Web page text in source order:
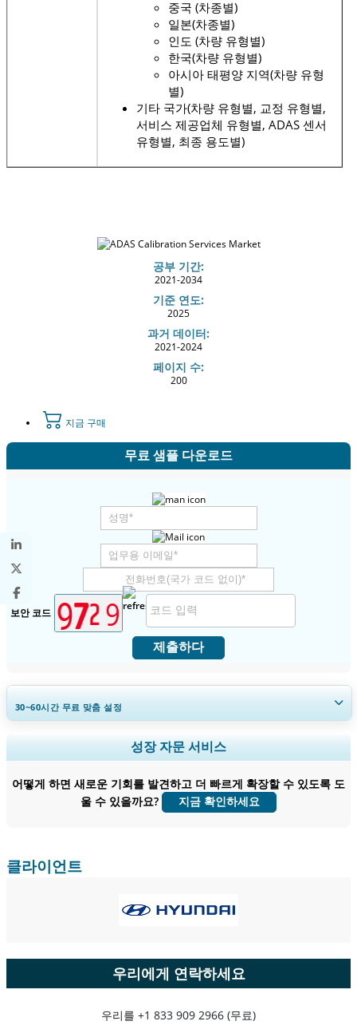
중국 (차종별)
일본(차종별)
인도 (차량 유형별)
한국(차량 유형별)
아시아 태평양 지역(차량 유형
별)
기타 국가(차량 유형별, 교정 유형별,
서비스 제공업체 유형별, ADAS 센서
유형별, 최종 용도별)
공부 기간:
2021-2034
기준 연도:
2025
과거 데이터:
2021-2024
페이지 수:
200
지금 구매
무료 샘플 다운로드
보안 코드
제출하다
30~60시간무료 맞춤 설정
지역 및 국가 범위 확장, 세그먼트 분석, 기업 프로필, 경쟁 벤치마킹, 및 최
종 사용자 인사이트.
지금 맞춤 설정
성장 자문 서비스
어떻게 하면 새로운 기회를 발견하고 더 빠르게 확장할 수 있도록 도
울 수 있을까요?
지금 확인하세요
클라이언트
우리에게 연락하세요
우리를 +1 833 909 2966 (무료)